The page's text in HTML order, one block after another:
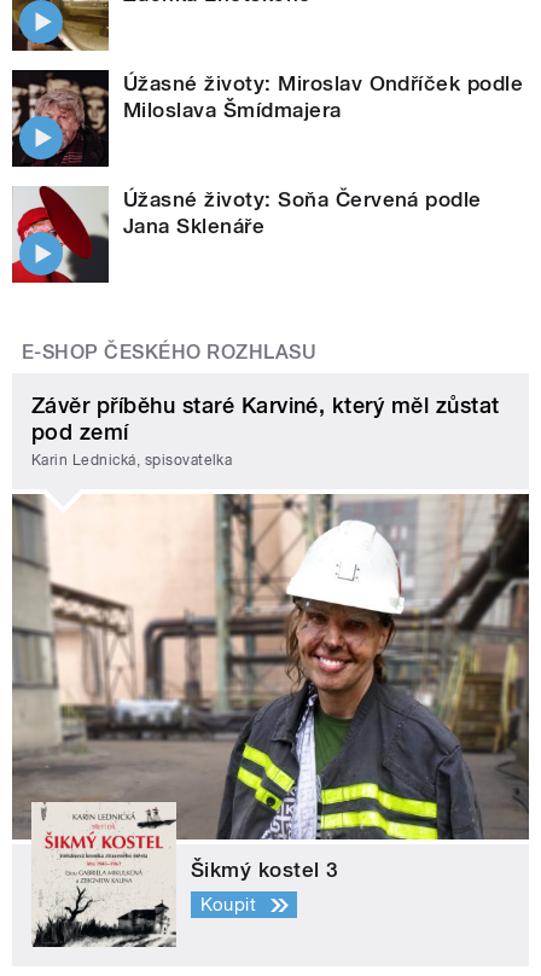
Úžasné životy: Miroslav Ondříček podle
Miloslava Šmídmajera
Úžasné životy: Soňa Červená podle
Jana Sklenáře
E-SHOP ČESKÉHO ROZHLASU
Závěr příběhu staré Karviné, který měl zůstat
pod zemí
Karin Lednická, spisovatelka
Šikmý kostel 3
Koupit